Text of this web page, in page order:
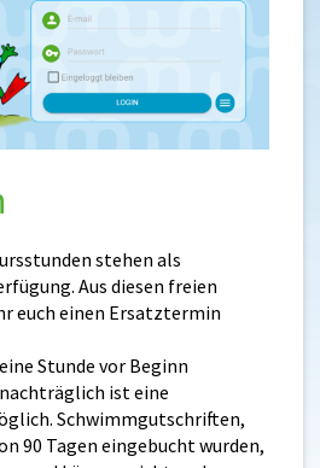
stehen als
Aus diesen freien
euch einen Ersatztermin
Stunde vor Beginn
ist eine
Schwimmgutschriften,
90 Tagen eingebucht wurden,